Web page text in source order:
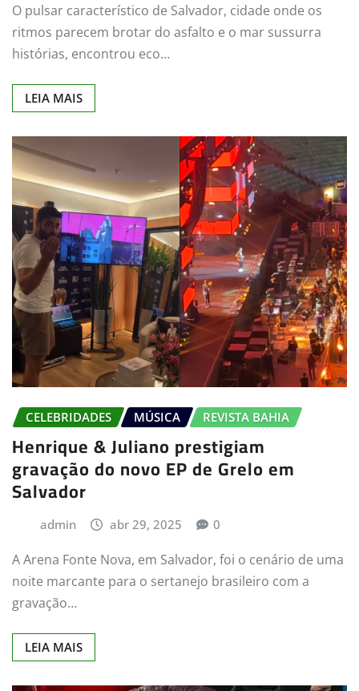
O pulsar característico de Salvador, cidade onde os
ritmos parecem brotar do asfalto e o mar sussurra
histórias, encontrou eco…
LEIA MAIS
CELEBRIDADES MÚSICA REVISTA BAHIA
Henrique & Juliano prestigiam
gravação do novo EP de Grelo em
Salvador
admin abr 29, 2025 0
A Arena Fonte Nova, em Salvador, foi o cenário de uma
noite marcante para o sertanejo brasileiro com a
gravação…
LEIA MAIS